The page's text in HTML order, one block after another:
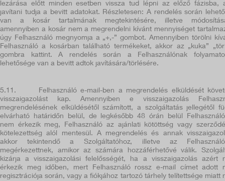
lezárása előtt minden esetben vissza tud lépni az előző fázisba,
javítani tudja a bevitt adatokat. Részletesen: A rendelés során
van a kosár tartalmának megtekintésére, illetve
amennyiben a kosár nem a megrendelni kívánt mennyiséget
úgy Felhasználó megnyomja a „+,-” gombot. Amennyiben törölni
Felhasználó a kosárban található termékeket, akkor az „kuka”
gombra kattint. A rendelés során a Felhasználónak
lehetősége van a bevitt adtok javítására/törlésére.
5.11.
Felhasználó e-mail-ben a megrendelés elküldését
visszaigazolást kap. Amennyiben e visszaigazolás
megrendelésének elküldésétől számított, a szolgáltatás jellegétől
elvárható határidőn belül, de legkésőbb 48 órán belül
nem érkezik meg, Felhasználó az ajánlati kötöttség vagy
kötelezettség alól mentesül. A megrendelés és annak
akkor tekintendő a Szolgáltatóhoz, illetve az
megérkezettnek, amikor az számára hozzáférhetővé válik.
kizárja a visszaigazolási felelősségét, ha a visszaigazolás azért
érkezik meg időben, mert Felhasználó rossz e-mail címet adott
regisztrációja során, vagy a fiókjához tartozó tárhely telítettsége miatt